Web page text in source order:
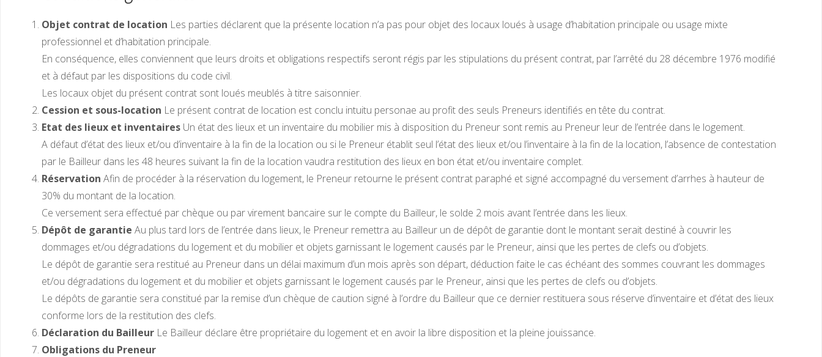
Objet contrat de location Les parties déclarent que la présente location n’a pas pour objet des locaux loués à usage d’habitation principale ou usage mixte
professionnel et d’habitation principale.
En conséquence, elles conviennent que leurs droits et obligations respectifs seront régis par les stipulations du présent contrat, par l’arrêté du 28 décembre 1976 modifié
et à défaut par les dispositions du code civil.
Les locaux objet du présent contrat sont loués meublés à titre saisonnier.
Cession et sous-location Le présent contrat de location est conclu intuitu personae au profit des seuls Preneurs identifiés en tête du contrat.
Etat des lieux et inventaires Un état des lieux et un inventaire du mobilier mis à disposition du Preneur sont remis au Preneur leur de l’entrée dans le logement.
A défaut d’état des lieux et/ou d’inventaire à la fin de la location ou si le Preneur établit seul l’état des lieux et/ou l’inventaire à la fin de la location, l’absence de contestation
par le Bailleur dans les 48 heures suivant la fin de la location vaudra restitution des lieux en bon état et/ou inventaire complet.
Réservation Afin de procéder à la réservation du logement, le Preneur retourne le présent contrat paraphé et signé accompagné du versement d’arrhes à hauteur de
30% du montant de la location.
Ce versement sera effectué par chèque ou par virement bancaire sur le compte du Bailleur, le solde 2 mois avant l’entrée dans les lieux.
Dépôt de garantie Au plus tard lors de l’entrée dans lieux, le Preneur remettra au Bailleur un de dépôt de garantie dont le montant serait destiné à couvrir les
dommages et/ou dégradations du logement et du mobilier et objets garnissant le logement causés par le Preneur, ainsi que les pertes de clefs ou d’objets.
Le dépôt de garantie sera restitué au Preneur dans un délai maximum d’un mois après son départ, déduction faite le cas échéant des sommes couvrant les dommages
et/ou dégradations du logement et du mobilier et objets garnissant le logement causés par le Preneur, ainsi que les pertes de clefs ou d’objets.
Le dépôts de garantie sera constitué par la remise d’un chèque de caution signé à l’ordre du Bailleur que ce dernier restituera sous réserve d’inventaire et d’état des lieux
conforme lors de la restitution des clefs.
Déclaration du Bailleur Le Bailleur déclare être propriétaire du logement et en avoir la libre disposition et la pleine jouissance.
Obligations du Preneur